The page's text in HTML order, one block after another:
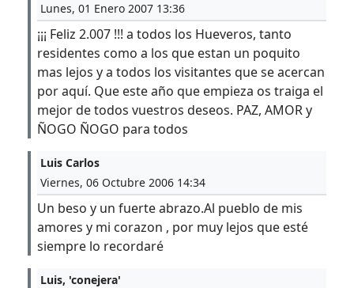
Lunes, 01 Enero 2007 13:36
¡¡¡ Feliz 2.007 !!! a todos los Hueveros, tanto
residentes como a los que estan un poquito
mas lejos y a todos los visitantes que se acercan
por aquí. Que este año que empieza os traiga el
mejor de todos vuestros deseos. PAZ, AMOR y
ÑOGO ÑOGO para todos
Luis Carlos
Viernes, 06 Octubre 2006 14:34
Un beso y un fuerte abrazo.Al pueblo de mis
amores y mi corazon , por muy lejos que esté
siempre lo recordaré
Luis, 'conejera'